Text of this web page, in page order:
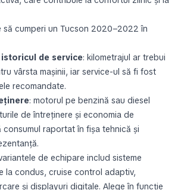
să cumperi un Tucson 2020–2022 în
de service: kilometrajul ar trebui
vârsta mașinii, iar service-ul să fi fost
recomandate.
: motorul pe benzină sau diesel
de întreținere și economia de
consumul raportat în fișa tehnică și
de echipare includ sisteme
la condus, cruise control adaptiv,
și displayuri digitale. Alege în funcție